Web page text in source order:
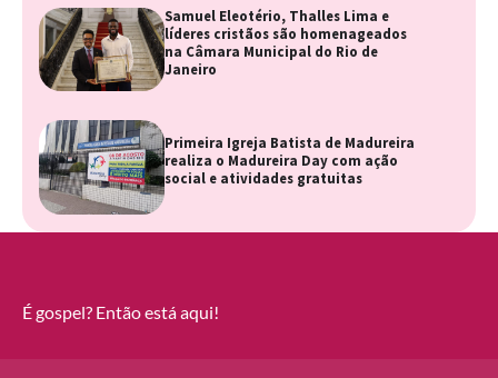
Samuel Eleotério, Thalles Lima e
líderes cristãos são homenageados
na Câmara Municipal do Rio de
Janeiro
Primeira Igreja Batista de Madureira
realiza o Madureira Day com ação
social e atividades gratuitas
É gospel? Então está aqui!